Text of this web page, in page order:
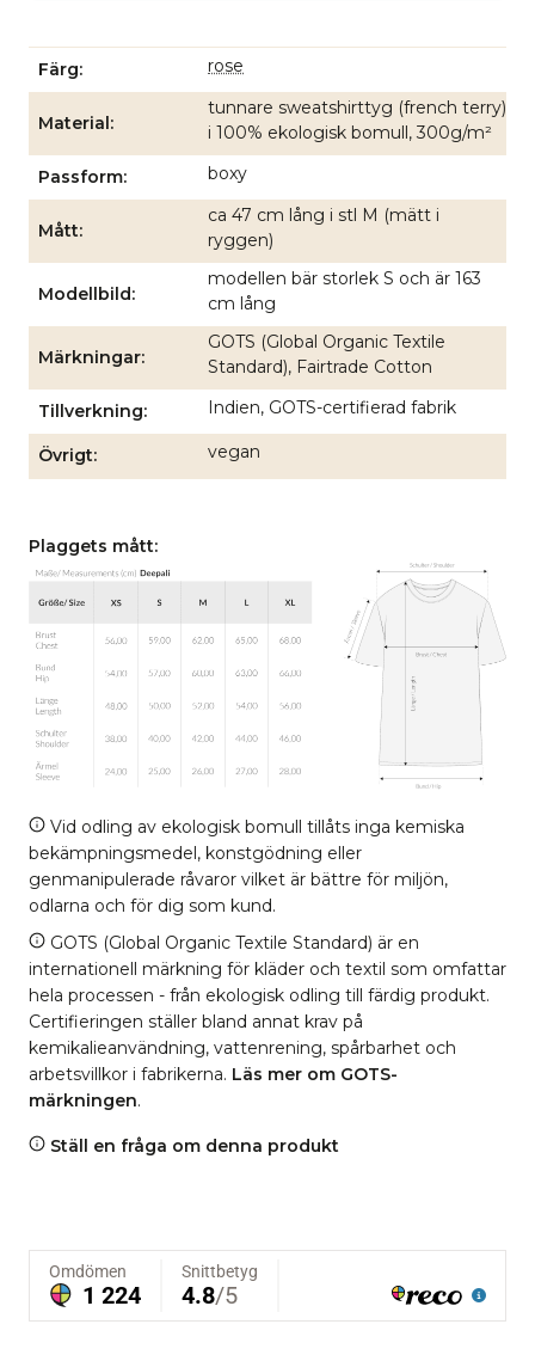
Färg rose
Material
tunnare sweatshirttyg (french terry)
i 100% ekologisk bomull, 300g/m²
Passform boxy
Mått
ca 47 cm lång i stl M (mätt i
ryggen)
Modellbild
modellen bär storlek S och är 163
cm lång
Märkningar
GOTS (Global Organic Textile
Standard), Fairtrade Cotton
Tillverkning Indien, GOTS-certifierad fabrik
Övrigt vegan
Plaggets mått:
Vid odling av ekologisk bomull tillåts inga kemiska
bekämpningsmedel, konstgödning eller
genmanipulerade råvaror vilket är bättre för miljön,
odlarna och för dig som kund.
GOTS (Global Organic Textile Standard) är en
internationell märkning för kläder och textil som omfattar
hela processen - från ekologisk odling till färdig produkt.
Certifieringen ställer bland annat krav på
kemikalieanvändning, vattenrening, spårbarhet och
arbetsvillkor i fabrikerna. Läs mer om GOTS-
märkningen.
Ställ en fråga om denna produkt